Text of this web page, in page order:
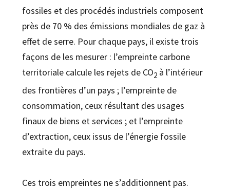
fossiles et des procédés industriels composent
près de 70 % des émissions mondiales de gaz à
effet de serre. Pour chaque pays, il existe trois
façons de les mesurer : l’empreinte carbone
territoriale calcule les rejets de CO2à l’intérieur
des frontières d’un pays ; l’empreinte de
consommation, ceux résultant des usages
finaux de biens et services ; et l’empreinte
d’extraction, ceux issus de l’énergie fossile
extraite du pays.
Ces trois empreintes ne s’additionnent pas.